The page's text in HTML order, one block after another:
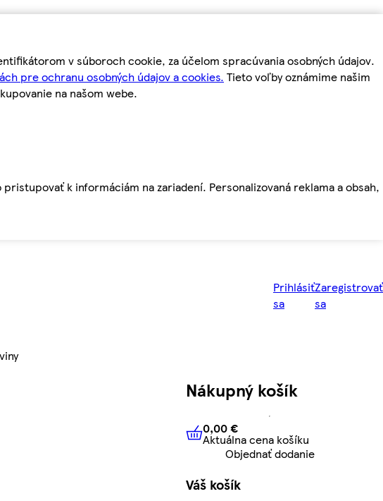
v súboroch cookie, za účelom spracúvania osobných údajov.
pre ochranu osobných údajov a cookies. Tieto voľby oznámime našim
na našom webe.
k informáciám na zariadení. Personalizovaná reklama a obsah,
Prihlásiť
sa
Zaregistrovať
sa
Nákupný košík
0,00 € Aktuálna cena košíku
0,00 €
Aktuálna cena košíku
Objednať dodanie
Váš košík